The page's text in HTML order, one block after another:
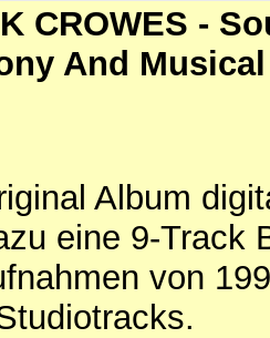
CROWES -
And
Album
eine 9-Track
von